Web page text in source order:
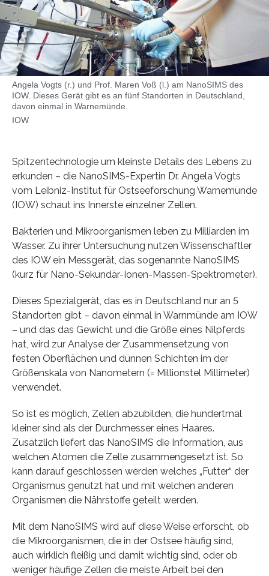
Angela Vogts (r.) und Prof. Maren Voß (l.) am NanoSIMS des
IOW. Dieses Gerät gibt es an fünf Standorten in Deutschland,
davon einmal in Warnemünde.
IOW
Spitzentechnologie um kleinste Details des Lebens zu
erkunden – die NanoSIMS-Expertin Dr. Angela Vogts
vom Leibniz-Institut für Ostseeforschung Warnemünde
(IOW) schaut ins Innerste einzelner Zellen.
Bakterien und Mikroorganismen leben zu Milliarden im
Wasser. Zu ihrer Untersuchung nutzen Wissenschaftler
des IOW ein Messgerät, das sogenannte NanoSIMS
(kurz für Nano-Sekundär-Ionen-Massen-Spektrometer).
Dieses Spezialgerät, das es in Deutschland nur an 5
Standorten gibt – davon einmal in Warnmünde am IOW
– und das das Gewicht und die Größe eines Nilpferds
hat, wird zur Analyse der Zusammensetzung von
festen Oberflächen und dünnen Schichten im der
Größenskala von Nanometern (= Millionstel Millimeter)
verwendet.
So ist es möglich, Zellen abzubilden, die hundertmal
kleiner sind als der Durchmesser eines Haares.
Zusätzlich liefert das NanoSIMS die Information, aus
welchen Atomen die Zelle zusammengesetzt ist. So
kann darauf geschlossen werden welches „Futter“ der
Organismus genutzt hat und mit welchen anderen
Organismen die Nährstoffe geteilt werden.
Mit dem NanoSIMS wird auf diese Weise erforscht, ob
die Mikroorganismen, die in der Ostsee häufig sind,
auch wirklich fleißig und damit wichtig sind, oder ob
weniger häufige Zellen die meiste Arbeit bei den